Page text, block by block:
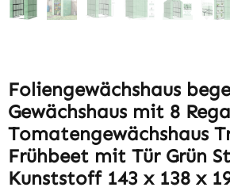
Foliengewächshaus
Gewächshaus mit 8
Tomatengewächshaus
Frühbeet mit Tür Grün
Kunststoff 143 x 138 x